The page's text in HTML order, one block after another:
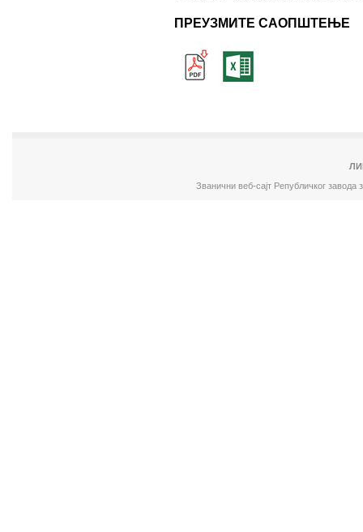
ПРЕУЗМИТЕ САОПШТЕЊЕ
Званични веб-сајт Републичког